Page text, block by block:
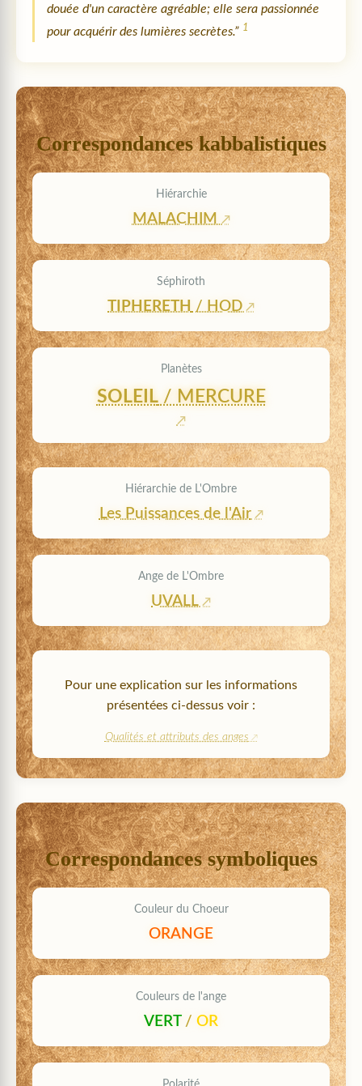
douée d'un caractère agréable; elle sera passionnée
pour acquérir des lumières secrètes.” 1
Correspondances kabbalistiques
Hiérarchie
MALACHIM
Séphiroth
TIPHERETH / HOD
Planètes
SOLEIL/ MERCURE
Hiérarchie de L'Ombre
Les Puissances de l'Air
Ange de L'Ombre
UVALL
Pour une explication sur les informations
présentées ci-dessus voir :
Qualités et attributs des anges
Correspondances symboliques
Couleur du Choeur
ORANGE
Couleurs de l'ange
VERT / OR